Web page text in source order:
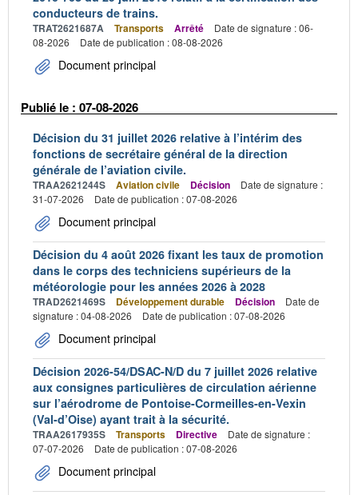
conducteurs de trains.
TRAT2621687A Transports Arrêté
Date de signature : 06-
08-2026
Date de publication : 08-08-2026
Document principal
Publié le : 07-08-2026
Décision du 31 juillet 2026 relative à l’intérim des
fonctions de secrétaire général de la direction
générale de l’aviation civile.
TRAA2621244S Aviation civile Décision
Date de signature :
31-07-2026
Date de publication : 07-08-2026
Document principal
Décision du 4 août 2026 fixant les taux de promotion
dans le corps des techniciens supérieurs de la
météorologie pour les années 2026 à 2028
TRAD2621469S Développement durable Décision
Date de
signature : 04-08-2026
Date de publication : 07-08-2026
Document principal
Décision 2026-54/DSAC-N/D du 7 juillet 2026 relative
aux consignes particulières de circulation aérienne
sur l’aérodrome de Pontoise-Cormeilles-en-Vexin
(Val-d’Oise) ayant trait à la sécurité.
TRAA2617935S Transports Directive
Date de signature :
07-07-2026
Date de publication : 07-08-2026
Document principal